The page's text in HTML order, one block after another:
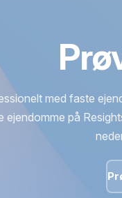
med faste
ejendomme på